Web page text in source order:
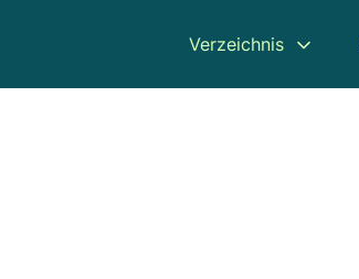
Verzeichnis